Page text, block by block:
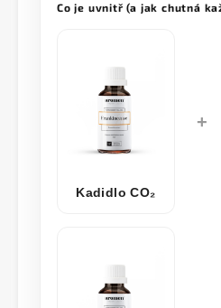
Co je uvnitř (a jak chutná
Kadidlo CO₂
+